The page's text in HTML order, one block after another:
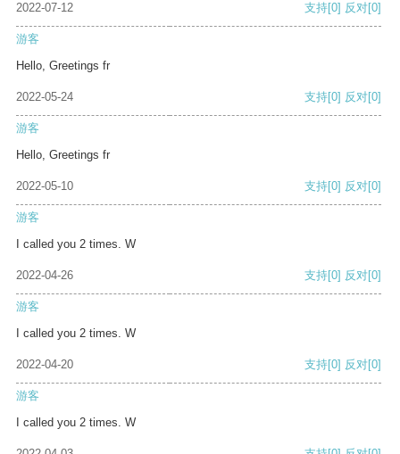
2022-07-12 支持[0] 反对[0]
游客
Hello, Greetings fr
2022-05-24 支持[0] 反对[0]
游客
Hello, Greetings fr
2022-05-10 支持[0] 反对[0]
游客
I called you 2 times. W
2022-04-26 支持[0] 反对[0]
游客
I called you 2 times. W
2022-04-20 支持[0] 反对[0]
游客
I called you 2 times. W